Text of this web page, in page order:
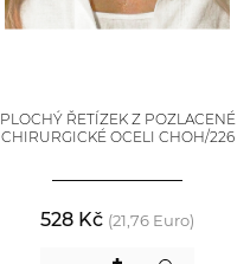
PLOCHÝ ŘETÍZEK Z POZLACENÉ
CHIRURGICKÉ OCELI CHOH/226
528 Kč (21,76 Euro)